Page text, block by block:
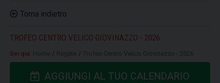
Torna indietro
TROFEO CENTRO VELICO GIOVINAZZO - 2026
Sei qui: / /
AGGIUNGI AL TUO CALENDARIO